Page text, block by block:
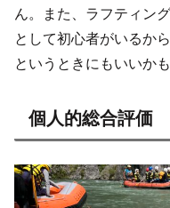
ん。また、ラフティン
として初心者がいるか
というときにもいいか
個人的総合評価